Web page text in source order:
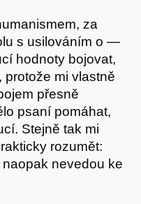
za
s usilováním o —
hodnoty bojovat,
protože mi vlastně
přesně
psaní pomáhat,
Stejně tak mi
rozumět:
nevedou ke